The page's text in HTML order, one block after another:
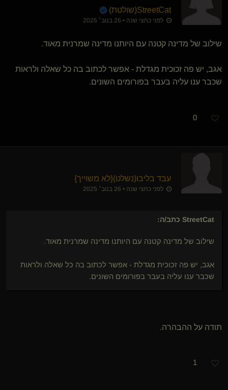
StreetCat​(שולטת)
לפני כחצי שנה • 26 בנוב׳ 2025
שילוב של מדינה קטנה עם היותנו מדינה שמרנית מאוד.
אגב, יש פה זכוכית מגדלת - אפשר לכתוב בה כל שאלה ולראות
שכבר ענו עליה בעבר בפורומים השונים.
0
עבד בליבו​(נשלט)​{לא משוייך}
לפני כחצי שנה • 26 בנוב׳ 2025
StreetCat כתב/ה:
שילוב של מדינה קטנה עם היותנו מדינה שמרנית מאוד.
אגב, יש פה זכוכית מגדלת - אפשר לכתוב בה כל שאלה ולראות
שכבר ענו עליה בעבר בפורומים השונים.
תודה על ההבהרה.
1